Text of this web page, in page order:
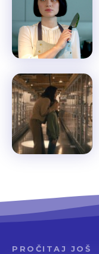
PROČITAJ JOŠ